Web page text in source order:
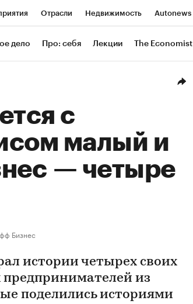
Отрасли Недвижимость Autonews
РБК Life Тренды Визионеры
дело Про: себя Лекции The Economist
с
малый и
— четыре
Бизнес
истории четырех своих
из
поделились историями